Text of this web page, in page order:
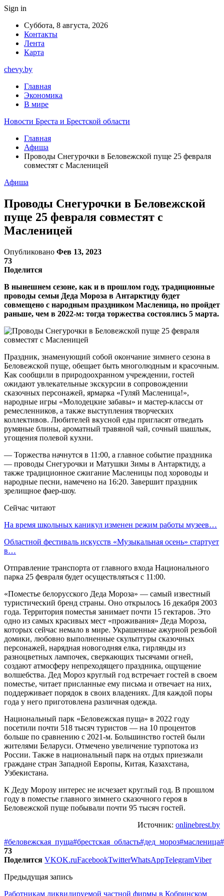
Sign in
Суббота, 8 августа, 2026
Контакты
Лента
Карта
chevy.by
Главная
Экономика
В мире
Новости Бреста и Брестской области
Главная
Афиша
Проводы Снегурочки в Беловежской пуще 25 февраля
совместят с Масленицей
Афиша
Проводы Снегурочки в Беловежской
пуще 25 февраля совместят с
Масленицей
Опубликовано Фев 13, 2023
73
Поделится
В нынешнем сезоне, как и в прошлом году, традиционные
проводы семьи Деда Мороза в Антарктиду будет
совмещено с народным праздником Масленица, но пройдет
раньше, чем в 2022-м: тогда торжества состоялись 5 марта.
Праздник, знаменующий собой окончание зимнего сезона в
Беловежской пуще, обещает быть многолюдным и красочным.
Как сообщили в природоохранном учреждении, гостей
ожидают увлекательные экскурсии в сопровождении
сказочных персонажей, ярмарка «Гуляй Масленица!»,
народные игры «Молодецкие забавы» и мастер-классы от
ремесленников, а также выступления творческих
коллективов. Любителей вкусной еды пригласят отведать
румяные блины, ароматный травяной чай, сочный шашлык,
угощения полевой кухни.
— Торжества начнутся в 11:00, а главное событие праздника
— проводы Снегурочки и Матушки Зимы в Антарктиду, а
также традиционное сжигание Масленицы под хороводы и
народные песни, намечено на 16:20. Завершит праздник
зрелищное фаер-шоу.
Сейчас читают
На время школьных каникул изменен режим работы музеев…
Областной фестиваль искусств «Музыкальная осень» стартует
в…
Отправление транспорта от главного входа Национального
парка 25 февраля будет осуществляться с 11:00.
«Поместье белорусского Деда Мороза» — самый известный
туристический бренд страны. Оно открылось 16 декабря 2003
года. Территория поместья занимает почти 15 гектаров. Это
одно из самых красивых мест «проживания» Деда Мороза,
которых сейчас немало в мире. Украшенные ажурной резьбой
домики, любовно выполненные скульптуры сказочных
персонажей, нарядная новогодняя елка, гирлянды из
разноцветных лампочек, сверкающих тысячами огней,
создают атмосферу непреходящего праздника, ощущение
волшебства. Дед Мороз круглый год встречает гостей в своем
поместье, читает присланные ему письма и отвечает на них,
поддерживает порядок в своих владениях. Для каждой поры
года у него приготовлена различная одежда.
Национальный парк «Беловежская пуща» в 2022 году
посетили почти 518 тысяч туристов — на 10 процентов
больше по сравнению с 2021-м. Большинство гостей были
жителями Беларуси. Отмечено увеличение турпотока из
России. Также в национальный парк на отдых приезжали
граждане стран Западной Европы, Китая, Казахстана,
Узбекистана.
К Деду Морозу интерес не исчезает круглый год. В прошлом
году в поместье главного зимнего сказочного героя в
Беловежской пуще побывали почти 95 тысяч гостей.
Источник: onlinebrest.by
#беловежская_пуща#брестская_область#дед_мороз#масленица
73
Поделится VKOK.ruFacebookTwitterWhatsAppTelegramViber
Предыдущая запись
Работникам ликвидируемой частной фирмы в Кобринском